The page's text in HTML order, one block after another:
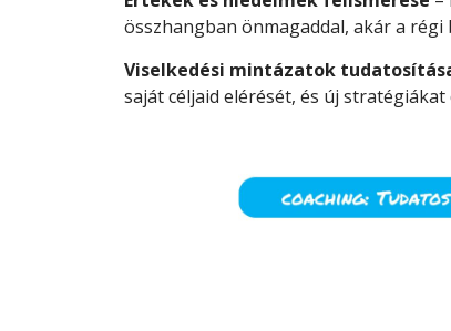
összhangban önmagaddal, akár a
Viselkedési mintázatok
saját céljaid elérését, és új